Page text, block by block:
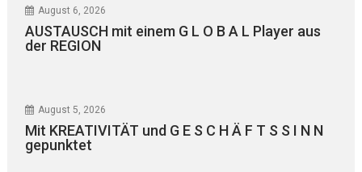
August 6, 2026
AUSTAUSCH mit einem G L O B A L Player aus
der REGION
August 5, 2026
Mit KREATIVITÄT und G E S C H Ä F T S S I N N
gepunktet